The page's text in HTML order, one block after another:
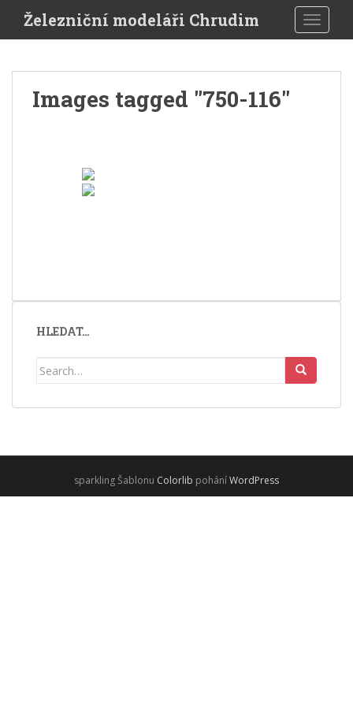
Skip to main content
Železniční modeláři Chrudim
Images tagged "750-116"
HLEDAT…
Search
sparkling Šablonu Colorlib poháníWordPress